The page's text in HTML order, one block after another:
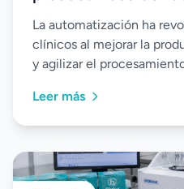
La automatización ha
clínicos al mejorar la
y agilizar el
recursos, fortalecer la
responder de manera
Leer más